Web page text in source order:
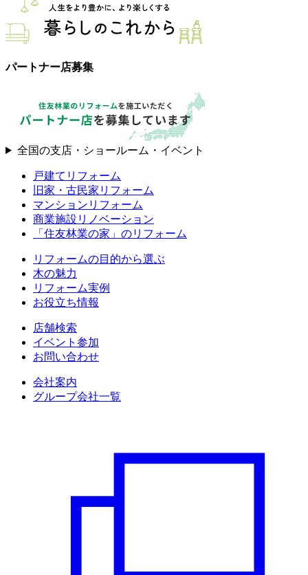
パートナー店募集
全国の支店・ショールーム・イベント
戸建てリフォーム
旧家・古民家リフォーム
マンションリフォーム
商業施設リノベーション
「住友林業の家」のリフォーム
リフォームの目的から選ぶ
木の魅力
リフォーム実例
お役立ち情報
店舗検索
イベント参加
お問い合わせ
会社案内
グループ会社一覧